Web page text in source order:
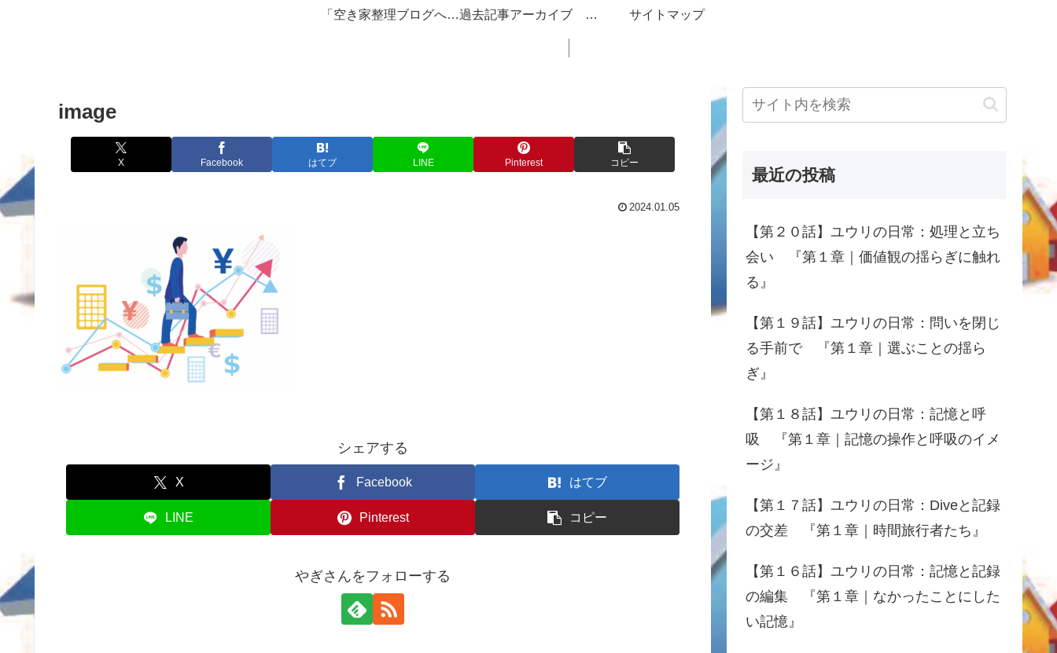
「空き家整理ブログへようこそ！」 過去記事アーカイブ 「思い立ったが吉日ぶろぐ」 ブログの内容 一覧 リンク集 サイトマップ
image
X Facebook はてブ LINE Pinterest コピー
2024.01.05
シェアする
X Facebook はてブ
LINE Pinterest コピー
やぎさんをフォローする
最近の投稿
【第２０話】ユウリの日常：処理と立ち
会い 『第１章｜価値観の揺らぎに触れ
る』
【第１９話】ユウリの日常：問いを閉じ
る手前で 『第１章｜選ぶことの揺ら
ぎ』
【第１８話】ユウリの日常：記憶と呼
吸 『第１章｜記憶の操作と呼吸のイメ
ージ』
【第１７話】ユウリの日常：Diveと記録
の交差 『第１章｜時間旅行者たち』
【第１６話】ユウリの日常：記憶と記録
の編集 『第１章｜なかったことにした
い記憶』